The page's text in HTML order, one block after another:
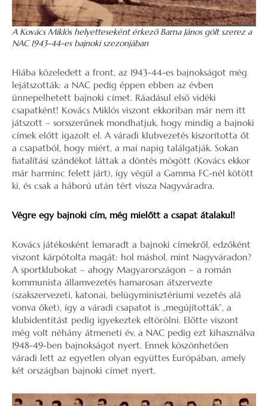
A Kovács Miklós helyetteseként érkező Barna János gólt szerez a
NAC 1943-44-es bajnoki szezonjában
Hiába közeledett a front, az 1943-44-es bajnokságot még
lejátszották: a NAC pedig éppen ebben az évben
ünnepelhetett bajnoki címet. Ráadásul első vidéki
csapatként! Kovács Miklós viszont ekkoriban már nem itt
játszott – sorsszerűnek mondhatjuk, hogy mindig a bajnoki
címek előtt igazolt el. A váradi klubvezetés kiszorította őt
a csapatból, hogy miért, a mai napig találgatják. Sokan
fiatalítási szándékot láttak a döntés mögött (Kovács ekkor
már harminc felett járt), így végül a Gamma FC-nél kötött
ki, és csak a háború után tért vissza Nagyváradra.
Végre egy bajnoki cím, még mielőtt a csapat átalakul!
Kovács játékosként lemaradt a bajnoki címekről, edzőként
viszont kárpótolta magát: hol máshol, mint Nagyváradon?
A sportklubokat – ahogy Magyarországon – a román
kommunista államvezetés hamarosan átszervezte
(szakszervezeti, katonai, belügyminisztériumi vezetés alá
vonva őket), így a váradi csapatot is „megújították”, a
klubidentitást pedig igyekeztek eltörölni. Előtte viszont
még volt néhány átmeneti év, a NAC pedig ezt kihasználva
1948-49-ben bajnokságot nyert. Ennek köszönhetően
váradi lett az egyetlen olyan együttes Európában, amely
két országban bajnoki címet nyert.